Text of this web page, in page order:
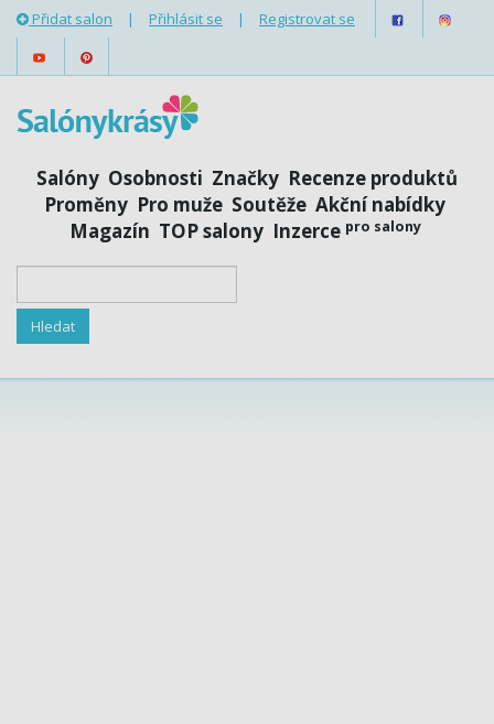
Přidat salon | Přihlásit se | Registrovat se
Salóny Osobnosti Značky Recenze produktů
Proměny Pro muže Soutěže Akční nabídky
Magazín TOP salony Inzerce pro salony